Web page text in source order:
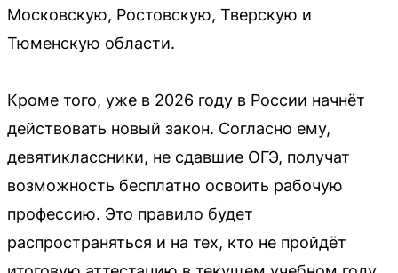
Московскую, Ростовскую, Тверскую и
Тюменскую области.
Кроме того, уже в 2026 году в России начнёт
действовать новый закон. Согласно ему,
девятиклассники, не сдавшие ОГЭ, получат
возможность бесплатно освоить рабочую
профессию. Это правило будет
распространяться и на тех, кто не пройдёт